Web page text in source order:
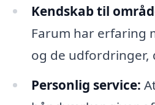
Kendskab til
Farum har erfaring
og de udfordringer,
Personlig service: